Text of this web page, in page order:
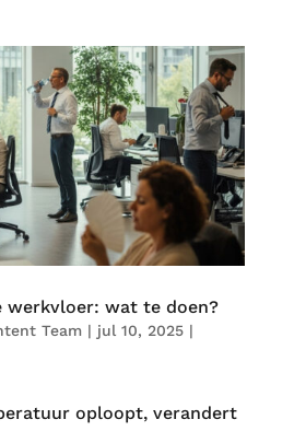
werkvloer: wat te doen?
Team| jul 10, 2025|
oploopt, verandert